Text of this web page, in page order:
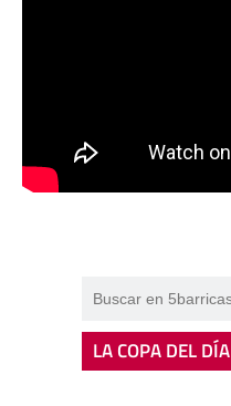
LA COPA DEL DÍA